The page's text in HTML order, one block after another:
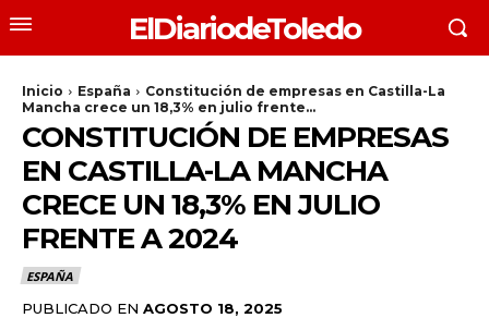
ElDiariodeToledo
Inicio España
Constitución de empresas en Castilla-La
Mancha crece un 18,3% en julio frente...
CONSTITUCIÓN DE EMPRESAS
EN CASTILLA-LA MANCHA
CRECE UN 18,3% EN JULIO
FRENTE A 2024
ESPAÑA
PUBLICADO EN AGOSTO 18, 2025